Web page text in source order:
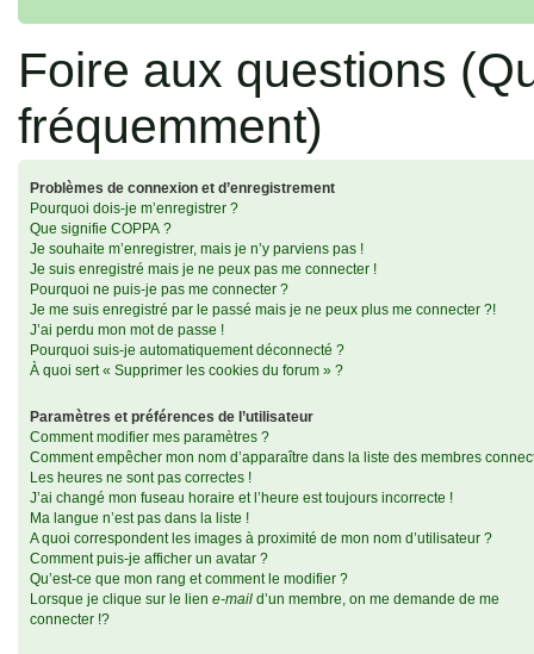
Foire aux questions
fréquemment)
Problèmes de connexion et d’enregistrement
Pourquoi dois-je m’enregistrer ?
Que signifie COPPA ?
Je souhaite m’enregistrer, mais je n’y parviens pas !
Je suis enregistré mais je ne peux pas me connecter !
Pourquoi ne puis-je pas me connecter ?
Je me suis enregistré par le passé mais je ne peux plus me connecter ?!
J’ai perdu mon mot de passe !
Pourquoi suis-je automatiquement déconnecté ?
À quoi sert « Supprimer les cookies du forum » ?
Paramètres et préférences de l’utilisateur
Comment modifier mes paramètres ?
Comment empêcher mon nom d’apparaître dans la liste des membres
Les heures ne sont pas correctes !
J’ai changé mon fuseau horaire et l’heure est toujours incorrecte !
Ma langue n’est pas dans la liste !
A quoi correspondent les images à proximité de mon nom d’utilisateur ?
Comment puis-je afficher un avatar ?
Qu’est-ce que mon rang et comment le modifier ?
Lorsque je clique sur le lien e-mail d’un membre, on me demande de me
connecter !?